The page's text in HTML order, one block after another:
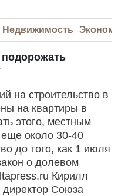
Недвижимость
на строительство в
на квартиры в
этого, местным
около 30-40
до того, как 1 июля
о долевом
Кирилл
Союза